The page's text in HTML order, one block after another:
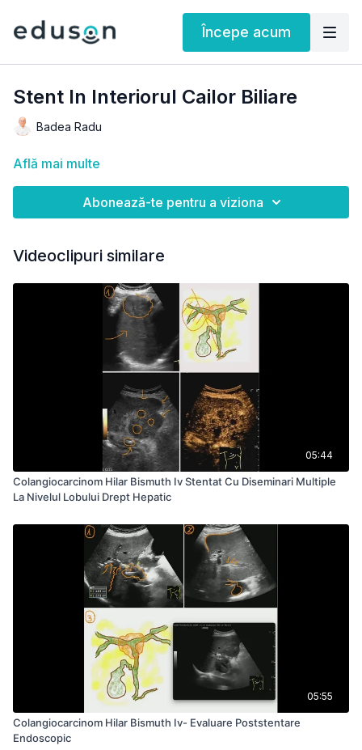
Începe acum
Stent In Interiorul Cailor Biliare
Badea Radu
Află mai multe
Abonează-te pentru a viziona
Videoclipuri similare
05:44
Colangiocarcinom Hilar Bismuth Iv Stentat Cu Diseminari Multiple
La Nivelul Lobului Drept Hepatic
05:55
Colangiocarcinom Hilar Bismuth Iv- Evaluare Poststentare
Endoscopic